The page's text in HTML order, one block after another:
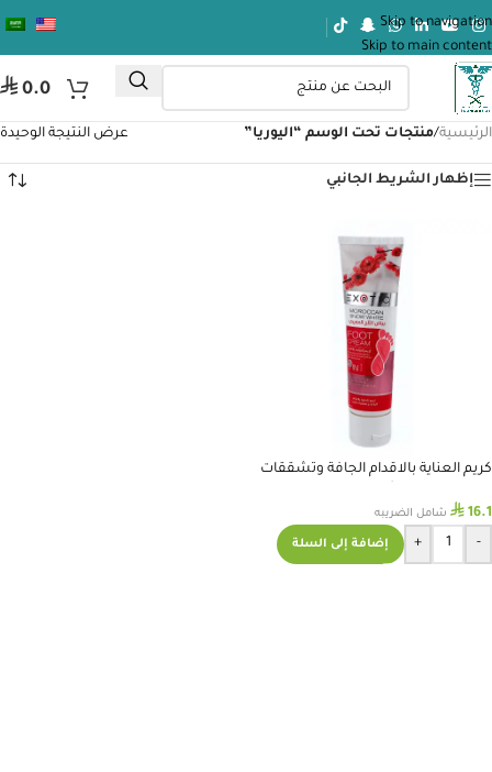
Skip to navigation
Skip to main content
⃁ 0.0
الرئيسية/منتجات تحت الوسم “اليوريا” عرض النتيجة الوحيدة
إظهار الشريط الجانبي
كريم العناية بالاقدام الجافة وتشققات
⃁ 16.1 شامل الضريبه
-
+ إضافة إلى السلة